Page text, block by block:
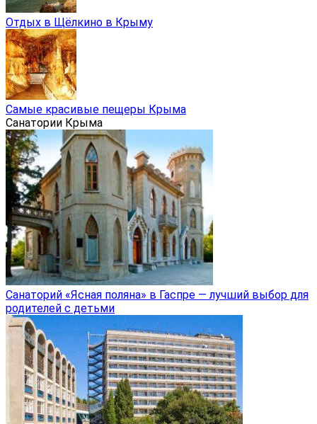
Отдых в Щёлкино в Крыму
Самые красивые пещеры Крыма
Санатории Крыма
Санаторий «Ясная поляна» в Гаспре — лучший выбор для
родителей с детьми